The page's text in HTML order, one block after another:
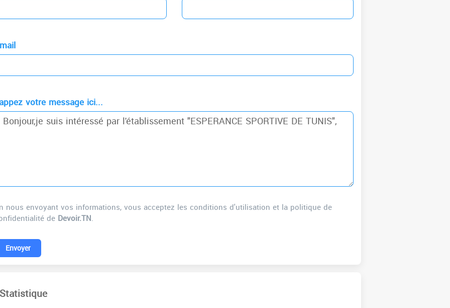
votre message ici...
nous envoyant vos informations, vous acceptez les conditions d'utilisation et la politique de
de Devoir.TN.
Envoyer
Statistique